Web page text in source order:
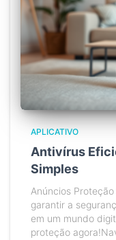
APLICATIVO
Antivírus
Simples
Anúncios
garantir a
em um mundo
proteção